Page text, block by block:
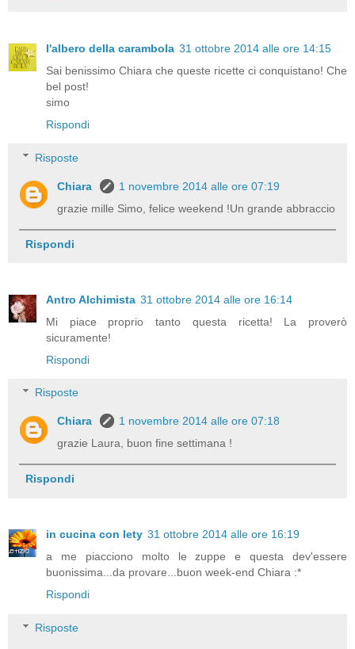
l'albero della carambola 31 ottobre 2014 alle ore 14:15
Sai benissimo Chiara che queste ricette ci conquistano! Che
bel post!
simo
Rispondi
Risposte
Chiara
1 novembre 2014 alle ore 07:19
grazie mille Simo, felice weekend !Un grande abbraccio
Rispondi
Antro Alchimista 31 ottobre 2014 alle ore 16:14
Mi piace proprio tanto questa ricetta! La proverò
sicuramente!
Rispondi
Risposte
Chiara
1 novembre 2014 alle ore 07:18
grazie Laura, buon fine settimana !
Rispondi
in cucina con lety 31 ottobre 2014 alle ore 16:19
a me piacciono molto le zuppe e questa dev'essere
buonissima...da provare...buon week-end Chiara :*
Rispondi
Risposte